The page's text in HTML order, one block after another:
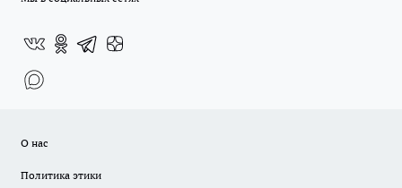
О нас
Политика этики